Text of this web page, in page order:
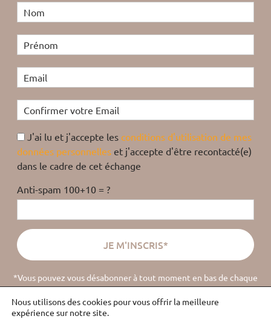
J'ai lu et j'accepte les conditions d'utilisation de mes
données personnelles et j'accepte d'être recontacté(e)
dans le cadre de cet échange
Anti-spam 100+10 = ?
*Vous pouvez vous désabonner à tout moment en bas de chaque
email(lire la politique de confidentialité).
Nous utilisons des cookies pour vous offrir la meilleure
expérience sur notre site.